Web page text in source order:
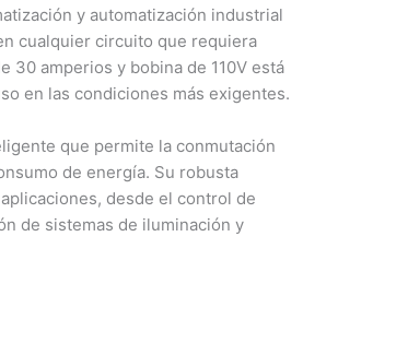
y automatización industrial
cualquier circuito que requiera
30 amperios y bobina de 110V está
en las condiciones más exigentes.
que permite la conmutación
de energía. Su robusta
desde el control de
de sistemas de iluminación y